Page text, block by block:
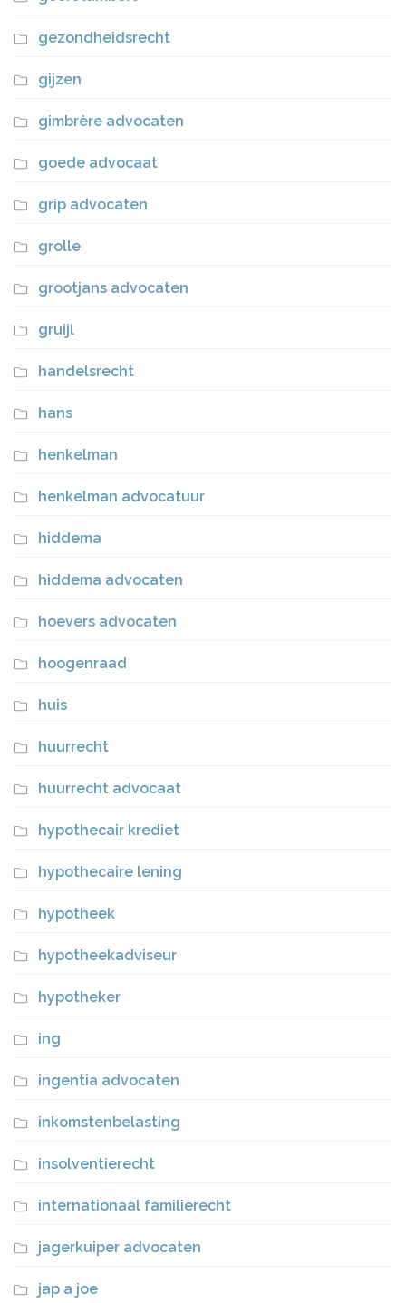
gezondheidsrecht
gijzen
gimbrère advocaten
goede advocaat
grip advocaten
grolle
grootjans advocaten
gruijl
handelsrecht
hans
henkelman
henkelman advocatuur
hiddema
hiddema advocaten
hoevers advocaten
hoogenraad
huis
huurrecht
huurrecht advocaat
hypothecair krediet
hypothecaire lening
hypotheek
hypotheekadviseur
hypotheker
ing
ingentia advocaten
inkomstenbelasting
insolventierecht
internationaal familierecht
jagerkuiper advocaten
jap a joe